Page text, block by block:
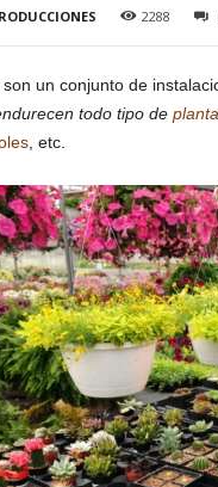
2288
un conjunto de
todo tipo de
, etc.